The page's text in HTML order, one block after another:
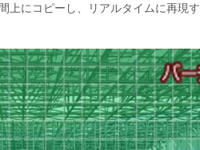
上にコピーし、リアルタイムに再現